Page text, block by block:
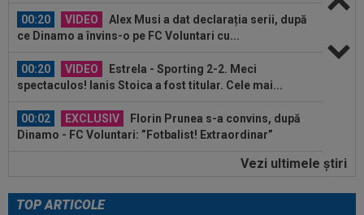
00:20 VIDEO
Alex Musi a dat declarația serii, după
ce Dinamo a învins-o pe FC Voluntari cu...
00:20 VIDEO
Estrela - Sporting 2-2. Meci
spectaculos! Ianis Stoica a fost titular. Cele mai...
00:02 EXCLUSIV
Florin Prunea s-a convins, după
Dinamo - FC Voluntari: ”Fotbalist! Extraordinar”
Ion Gheorghe a rupt tăcerea, după ce aVezi ultimele ştiri
TOP ARTICOLE